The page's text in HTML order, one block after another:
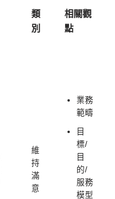
類
別
相關觀
點
維
持
滿
意
業務
範疇
目
標/
目
的/
服務
模型